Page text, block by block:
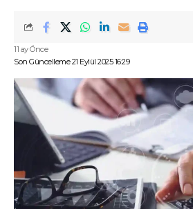
Son Güncelleme 21 Eylül 2025 16:29
11 ay Önce